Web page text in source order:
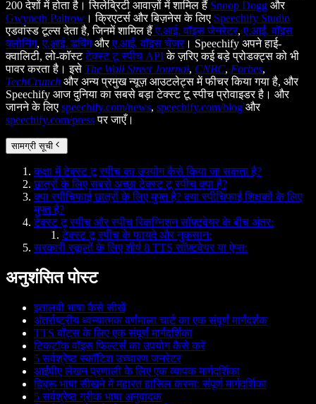
200 देशों में होता है। सिलेब्रिटी आवाज़ों में शामिल हैं Snoop Dogg और
Gwyneth Paltrow । क्रिएटर्स और बिज़नेस के लिए Speechify Studio
एडवांस्ड टूल्स देता है, जिनमें शामिल हैंए.आई. वॉइस जेनरेटर,ए.आई. वॉइस
क्लोनिंग,ए.आई. डबिंगऔरए.आई. वॉइस चेंजर। Speechify अपने हाई-
क्वालिटी, लो-कॉस्टटेक्स्ट टू स्पीच APIके ज़रिए कई बड़े प्रोडक्ट्स को भी
पावर करता है। इसे The Wall Street Journal, CNBC, Forbes,
TechCrunch और अन्य प्रमुख न्यूज़ आउटलेट्स में फीचर किया गया है, और
Speechify आज दुनिया का सबसे बड़ा टेक्स्ट टू स्पीच प्रोवाइडर है। और
जानने के लिए speechify.com/news, speechify.com/blog और
speechify.com/pressपर जाएँ।
सामग्री सूची
कक्षा में टेक्स्ट टू स्पीच का उपयोग कैसे किया जा सकता है?
छात्रों के लिए सबसे अच्छा टेक्स्ट टू स्पीच क्या है?
क्या स्पीचिफाई छात्रों के लिए मुफ्त है? क्या स्पीचिफाई शिक्षकों के लिए
मुफ्त है?
टेक्स्ट टू स्पीच और स्पीच रिकग्निशन सॉफ़्टवेयर के बीच अंतर:
टेक्स्ट टू स्पीच के फायदे और नुकसान:
सरकारी स्कूलों के लिए शीर्ष 8 TTS सॉफ़्टवेयर या ऐप्स:
अनुशंसित पोस्ट
इतालवी भाषा कैसे सीखें
अंतर्राष्ट्रीय ध्वन्यात्मक वर्णमाला चार्ट का एक संपूर्ण मार्गदर्शक
TTS बॉट्स के लिए एक संपूर्ण मार्गदर्शिका
टिकटॉक वॉइस फिल्टर्स का उपयोग कैसे करें
5 सर्वश्रेष्ठ स्कॉटिश उच्चारण जनरेटर
आईपीए लेखन प्रणाली के लिए एक व्यापक मार्गदर्शिका
हिब्रू भाषा सीखने में महारत हासिल करना: संपूर्ण मार्गदर्शिका
5 सर्वश्रेष्ठ ग्रीक भाषा अनुवादक